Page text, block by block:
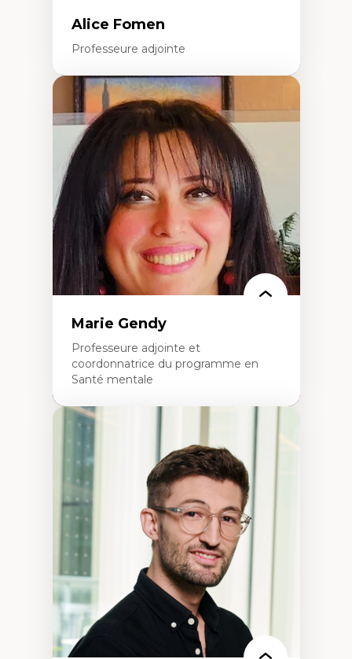
Alice Fomen
Professeure adjointe
Expertises
Acceptabilité, acceptation et adoption des
technologies
Technologies d'apprentissage innovantes
Insertion professionnelle du nouveau
personnel enseignant
Construction identitaire en milieu
minoritaire francophone
Technologies éducatives pour la formation
continue
Marie Gendy
Professeure adjointe et
coordonnatrice du programme en
Santé mentale
Expertises
Neuropsychiatrie et neurosciences
Direction d'essais cliniques
Analyse des politiques et pratiques en santé
mentale
Développement de protocoles d'essais
cliniques
Collaboration interfonctionnelle
Leadership en recherche clinique
Développement de cadres politiques
Collaboration avec des entreprises
pharmaceutiques
Rédaction de publications et de rapports
politiques
Enseignement et mentorat